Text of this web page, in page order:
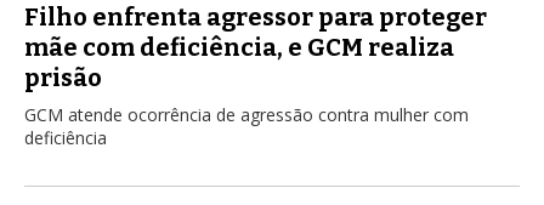
Filho enfrenta agressor para proteger
mãe com deficiência, e GCM realiza
prisão
GCM atende ocorrência de agressão contra mulher com
deficiência